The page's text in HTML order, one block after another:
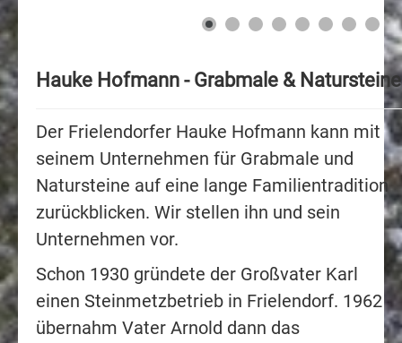
Doppelgräber
Lagersteine
Hauke Hofmann - Grabmale & Natursteine
Der Frielendorfer Hauke Hofmann kann mit
seinem Unternehmen für Grabmale und
Natursteine auf eine lange Familientradition
zurückblicken. Wir stellen ihn und sein
Unternehmen vor.
Schon 1930 gründete der Großvater Karl
einen Steinmetzbetrieb in Frielendorf. 1962
übernahm Vater Arnold dann das